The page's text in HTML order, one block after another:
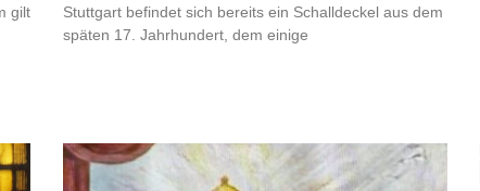
gilt
Stuttgart befindet sich bereits ein Schalldeckel aus dem
späten 17. Jahrhundert, dem einige